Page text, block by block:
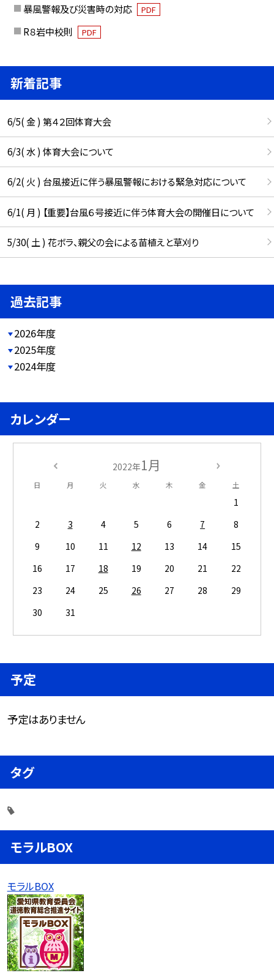
暴風警報及び災害時の対応 PDF
R８岩中校則 PDF
新着記事
6/5( 金 ) 第４２回体育大会
6/3( 水 ) 体育大会について
6/2( 火 ) 台風接近に伴う暴風警報における緊急対応について
6/1( 月 ) 【重要】台風６号接近に伴う体育大会の開催日について
5/30( 土 ) 花ボラ、親父の会による苗植えと草刈り
過去記事
2026年度
2025年度
2024年度
カレンダー
2022年1月
日 月 火 水 木 金 土
1
2
3 4 5 6 7
8
9
10 11 12 13 14
15
16
17 18 19 20 21
22
23
24 25 26 27 28
29
30
31
予定
予定はありません
タグ
モラルBOX
モラルBOX